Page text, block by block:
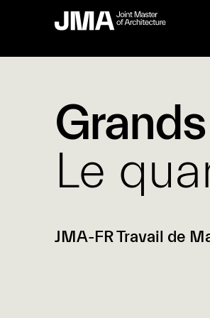
Le
JMA-FR Travail de